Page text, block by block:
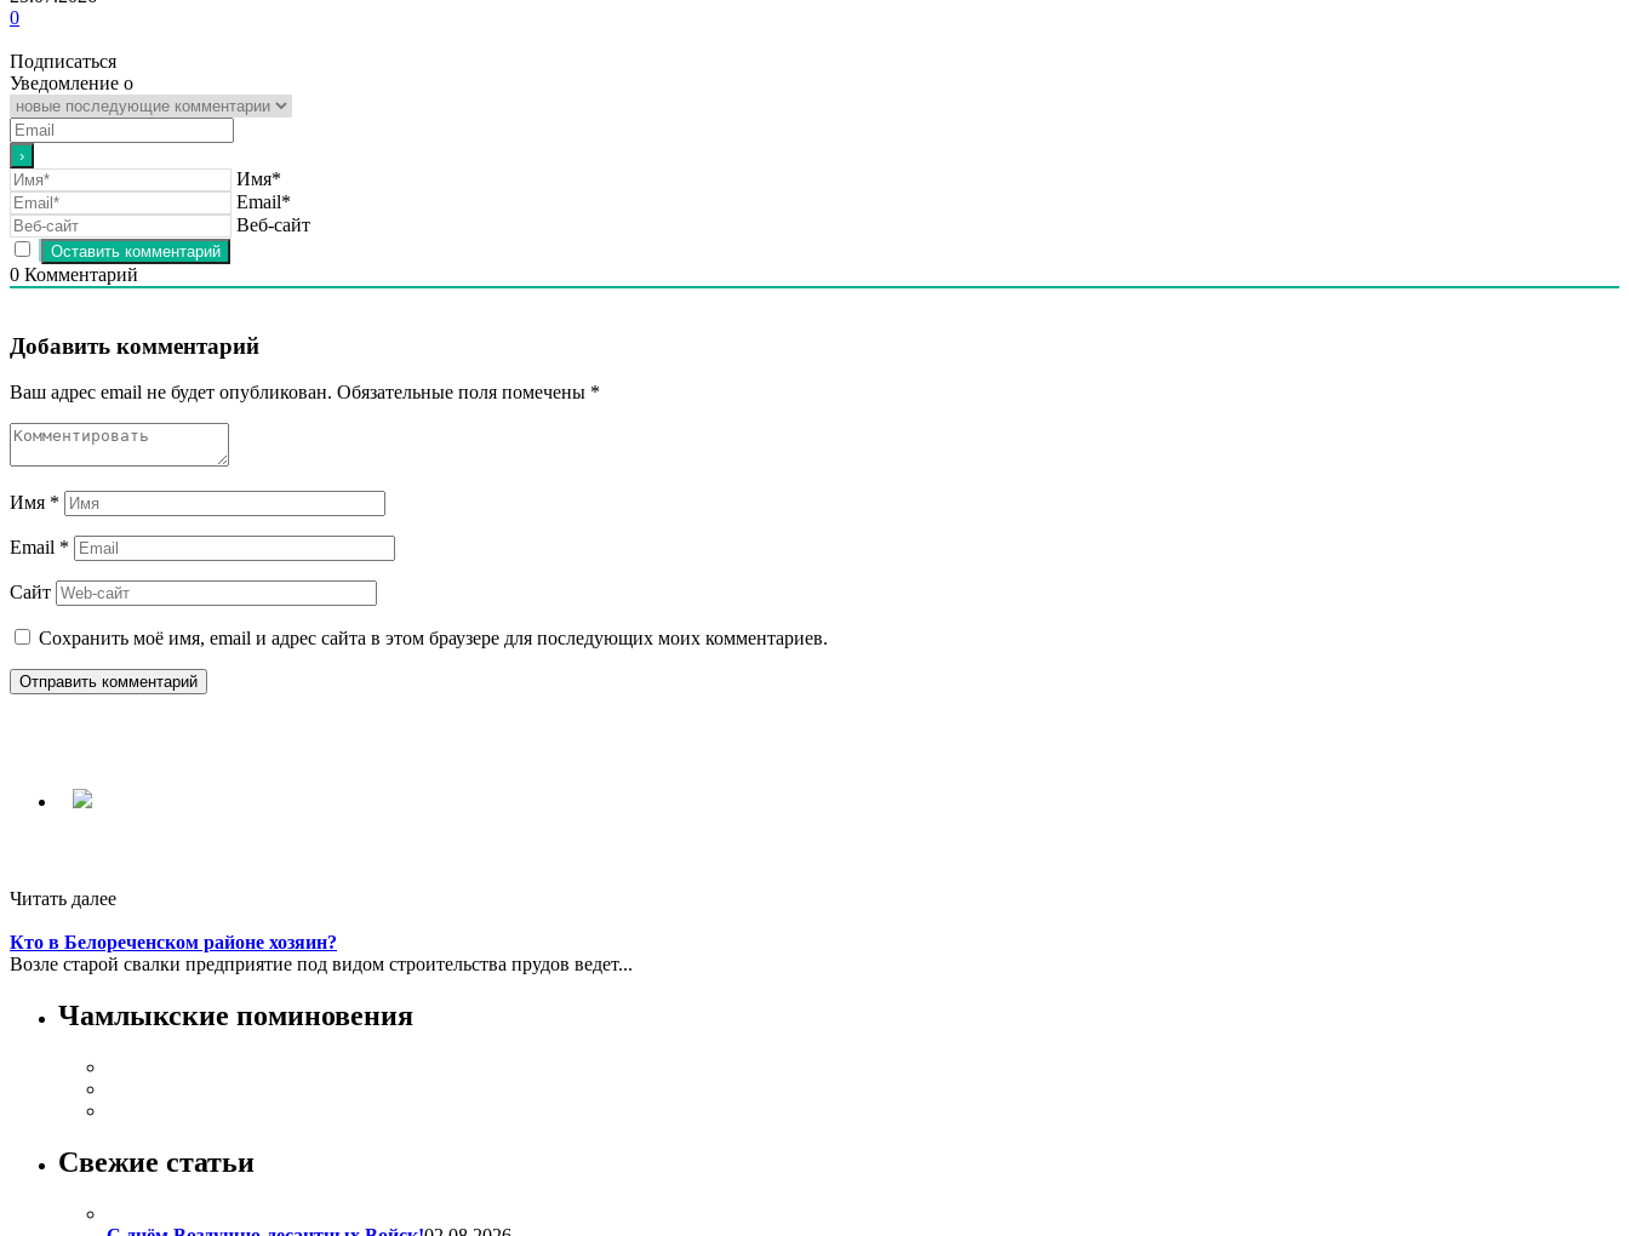
0
Подписаться
Уведомление о
Имя*
Email*
Веб-сайт
0 Комментарий
Добавить комментарий
Ваш адрес email не будет опубликован. Обязательные поля помечены *
Имя *
Email *
Сайт
Сохранить моё имя, email и адрес сайта в этом браузере для последующих моих комментариев.
Читать далее
Кто в Белореченском районе хозяин?
Возле старой свалки предприятие под видом строительства прудов ведет...
Чамлыкские поминовения
Свежие статьи